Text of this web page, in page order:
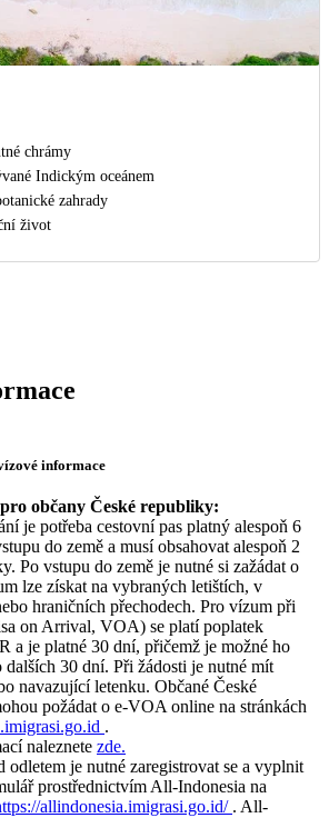
chrámy
Indickým oceánem
zahrady
život
informace
občany České republiky:
je potřeba cestovní pas platný alespoň 6
do země a musí obsahovat alespoň 2
Po vstupu do země je nutné si zažádat o
lze získat na vybraných letištích, v
hraničních přechodech. Pro vízum při
on Arrival, VOA) se platí poplatek
a je platné 30 dní, přičemž je možné ho
dalších 30 dní. Při žádosti je nutné mít
navazující letenku. Občané České
požádat o e-VOA online na stránkách
.
naleznete zde.
odletem je nutné zaregistrovat se a vyplnit
prostřednictvím All-Indonesia na
allindonesia.imigrasi.go.id/ . All-